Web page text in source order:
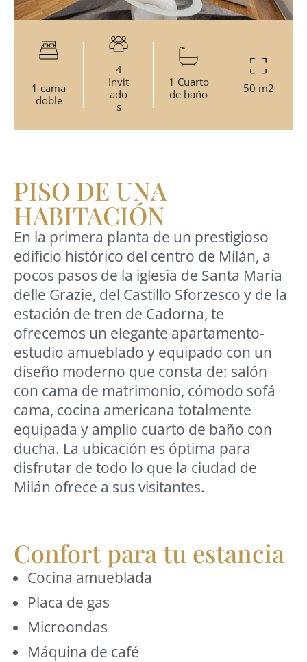
1 cama
doble
4
Invit
ado
s
1 Cuarto
de baño
50 m2
PISO DE UNA
HABITACIÓN
En la primera planta de un prestigioso
edificio histórico del centro de Milán, a
pocos pasos de la iglesia de Santa Maria
delle Grazie, del Castillo Sforzesco y de la
estación de tren de Cadorna, te
ofrecemos un elegante apartamento-
estudio amueblado y equipado con un
diseño moderno que consta de: salón
con cama de matrimonio, cómodo sofá
cama, cocina americana totalmente
equipada y amplio cuarto de baño con
ducha. La ubicación es óptima para
disfrutar de todo lo que la ciudad de
Milán ofrece a sus visitantes.
Confort para tu estancia
Cocina amueblada
Placa de gas
Microondas
Máquina de café